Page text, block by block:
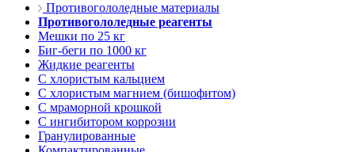
Противогололедные материалы
Противогололедные реагенты
Мешки по 25 кг
Биг-беги по 1000 кг
Жидкие реагенты
С хлористым кальцием
С хлористым магнием (бишофитом)
С мраморной крошкой
С ингибитором коррозии
Гранулированные